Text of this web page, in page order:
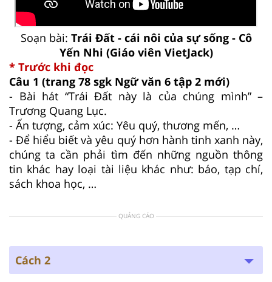
Soạn bài: Trái Đất - cái nôi của sự sống - Cô
Yến Nhi (Giáo viên VietJack)
* Trước khi đọc
Câu 1 (trang 78 sgk Ngữ văn 6 tập 2 mới)
- Bài hát “Trái Đất này là của chúng mình” –
Trương Quang Lục.
- Ấn tượng, cảm xúc: Yêu quý, thương mến, …
- Để hiểu biết và yêu quý hơn hành tinh xanh này,
chúng ta cần phải tìm đến những nguồn thông
tin khác hay loại tài liệu khác như: báo, tạp chí,
sách khoa học, …
QUẢNG CÁO
Cách 2